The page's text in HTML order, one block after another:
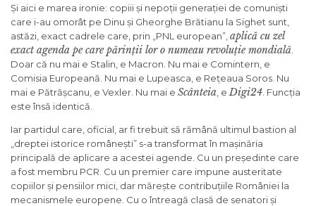
Și aici e marea ironie: copiii și nepoții generației de comuniști
care i-au omorât pe Dinu și Gheorghe Brătianu la Sighet sunt,
astăzi, exact cadrele care, prin „PNL european”, aplică cu zel
exact agenda pe care părinții lor o numeau revoluție mondială
Doar că nu mai e Stalin, e Macron. Nu mai e Comintern, e
Comisia Europeană. Nu mai e Lupeasca, e Rețeaua Soros. Nu
mai e Pătrășcanu, e Vexler. Nu mai e Scânteia , e Digi24 . Funcția
este însă identică.
Iar partidul care, oficial, ar fi trebuit să rămână ultimul bastion al
„dreptei istorice românești” s-a transformat în mașinăria
principală de aplicare a acestei agende. Cu un președinte care
a fost membru PCR. Cu un premier care impune austeritate
copiilor și pensiilor mici, dar mărește contribuțiile României la
mecanismele europene. Cu o întreagă clasă de senatori și